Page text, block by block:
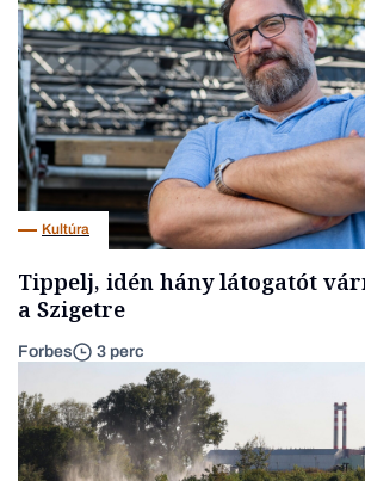
Kultúra
Tippelj, idén hány látogatót
a Szigetre
Forbes 3 perc